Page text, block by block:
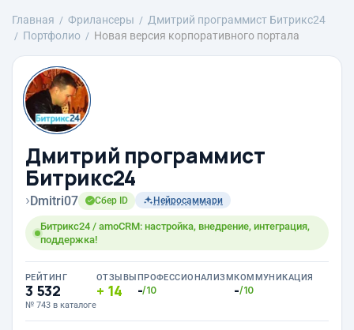
Главная Фрилансеры
Дмитрий программист Битрикс24
Портфолио
Новая версия корпоративного портала
Дмитрий программист
Битрикс24
›Dmitri07 Сбер ID Нейросаммари
Битрикс24 / amoCRM: настройка, внедрение, интеграция,
поддержка!
РЕЙТИНГ
3 532
№ 743 в каталоге
ОТЗЫВЫ
14
ПРОФЕССИОНАЛИЗМ
-/10
КОММУНИКАЦИЯ
-/10